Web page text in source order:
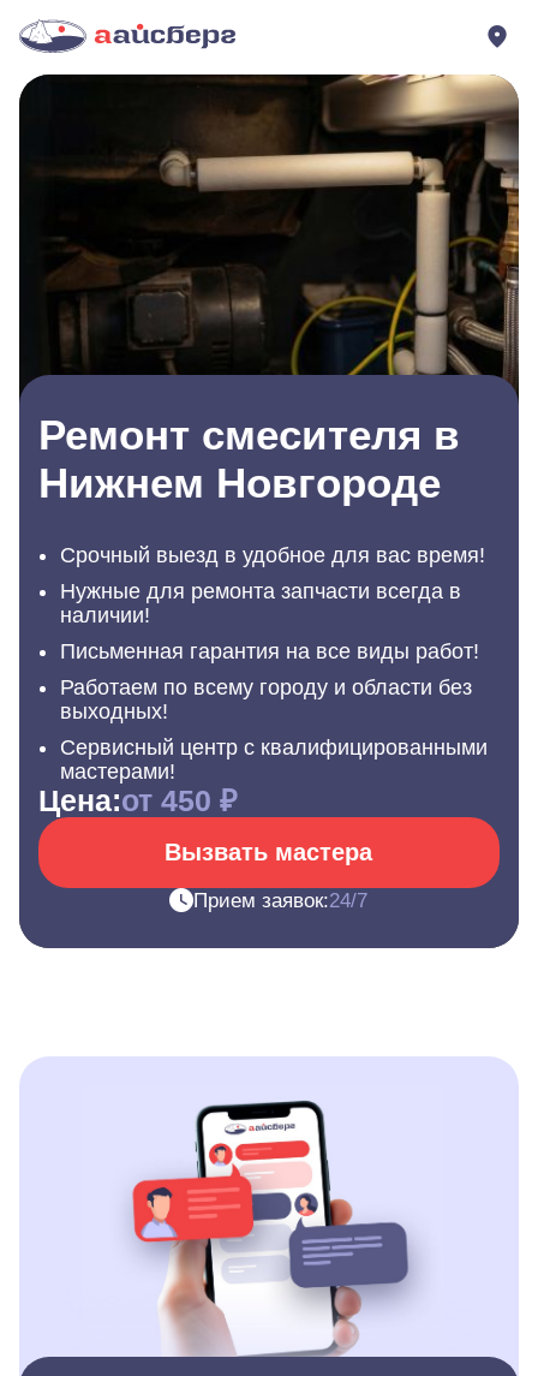
Ремонт смесителя в
Нижнем Новгороде
Срочный выезд в удобное для вас время!
Нужные для ремонта запчасти всегда в
наличии!
Письменная гарантия на все виды работ!
Работаем по всему городу и области без
выходных!
Сервисный центр с квалифицированными
мастерами!
Цена:от 450 ₽
Вызвать мастера
Прием заявок:24/7